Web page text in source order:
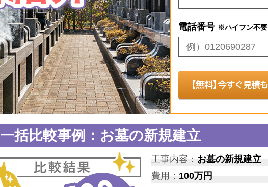
電話番号 ※ハイフン不要
一括比較事例：お墓の新規建立
工事内容： お墓の新規建立
費用： 100万円